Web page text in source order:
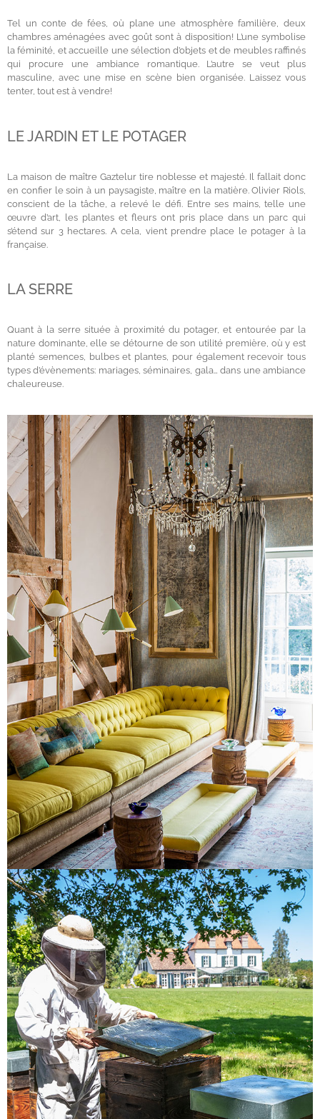
Tel un conte de fées, où plane une atmosphère familière, deux
chambres aménagées avec goût sont à disposition! L’une symbolise
la féminité, et accueille une sélection d’objets et de meubles raffinés
qui procure une ambiance romantique. L’autre se veut plus
masculine, avec une mise en scène bien organisée. Laissez vous
tenter, tout est à vendre!
LE JARDIN ET LE POTAGER
La maison de maître Gaztelur tire noblesse et majesté. Il fallait donc
en confier le soin à un paysagiste, maître en la matière. Olivier Riols,
conscient de la tâche, a relevé le défi. Entre ses mains, telle une
œuvre d’art, les plantes et fleurs ont pris place dans un parc qui
s’étend sur 3 hectares. A cela, vient prendre place le potager à la
française.
LA SERRE
Quant à la serre située à proximité du potager, et entourée par la
nature dominante, elle se détourne de son utilité première, où y est
planté semences, bulbes et plantes, pour également recevoir tous
types d’évènements: mariages, séminaires, gala… dans une ambiance
chaleureuse.